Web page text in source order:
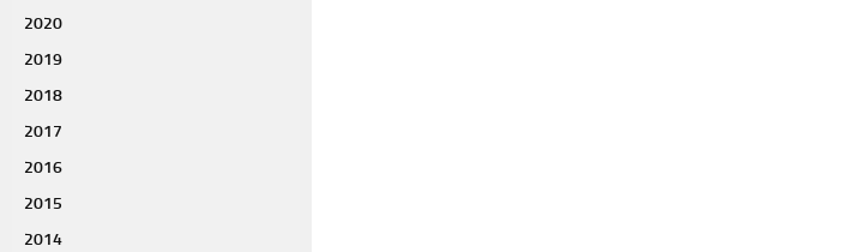
2020
2019
2018
2017
2016
2015
2014